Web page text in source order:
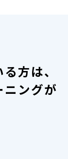
方は、
ングが